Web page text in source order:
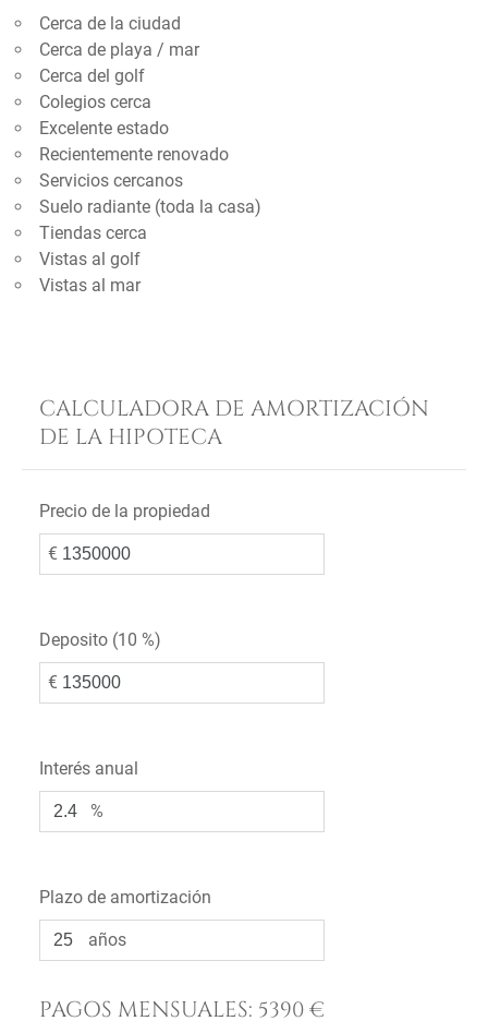
Cerca de la ciudad
Cerca de playa / mar
Cerca del golf
Colegios cerca
Excelente estado
Recientemente renovado
Servicios cercanos
Suelo radiante (toda la casa)
Tiendas cerca
Vistas al golf
Vistas al mar
CALCULADORA DE AMORTIZACIÓN
DE LA HIPOTECA
Precio de la propiedad
€
Deposito (10 %)
€
Interés anual
%
Plazo de amortización
años
PAGOS MENSUALES: 5390 €